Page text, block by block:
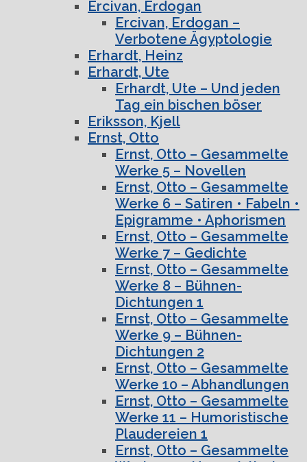
Ercivan, Erdogan
Ercivan, Erdogan –
Verbotene Ägyptologie
Erhardt, Heinz
Erhardt, Ute
Erhardt, Ute – Und jeden
Tag ein bischen böser
Eriksson, Kjell
Ernst, Otto
Ernst, Otto – Gesammelte
Werke 5 – Novellen
Ernst, Otto – Gesammelte
Werke 6 – Satiren • Fabeln •
Epigramme • Aphorismen
Ernst, Otto – Gesammelte
Werke 7 – Gedichte
Ernst, Otto – Gesammelte
Werke 8 – Bühnen-
Dichtungen 1
Ernst, Otto – Gesammelte
Werke 9 – Bühnen-
Dichtungen 2
Ernst, Otto – Gesammelte
Werke 10 – Abhandlungen
Ernst, Otto – Gesammelte
Werke 11 – Humoristische
Plaudereien 1
Ernst, Otto – Gesammelte